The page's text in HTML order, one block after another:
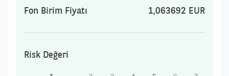
Fon Birim Fiyatı 1,063692 EUR
Risk Değeri